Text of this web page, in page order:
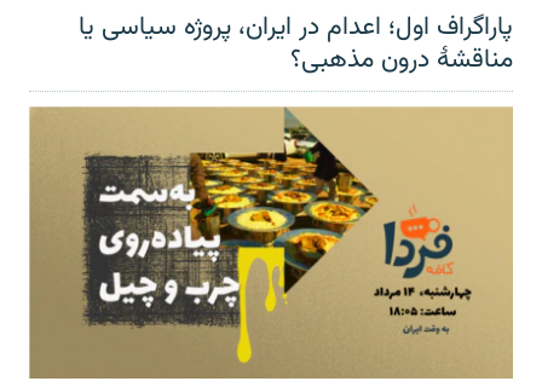
پاراگراف اول؛ اعدام در ایران، پروژه سیاسی یا
مناقشهٔ درون مذهبی؟